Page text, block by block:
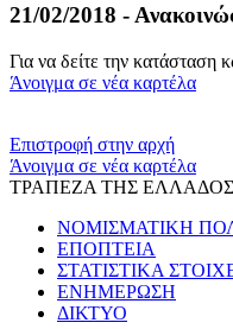
21/02/2018 -
Για να δείτε την
Άνοιγμα σε νέα καρτέλα
Επιστροφή στην αρχή
Άνοιγμα σε νέα καρτέλα
ΤΡΑΠΕΖΑ ΤΗΣ ΕΛΛΑΔΟΣ
ΝΟΜΙΣΜΑΤΙΚΗ
ΕΠΟΠΤΕΙΑ
ΣΤΑΤΙΣΤΙΚΑ
ΕΝΗΜΕΡΩΣΗ
ΔΙΚΤΥΟ